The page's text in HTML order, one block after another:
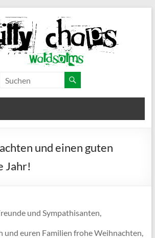
und einen guten
Jahr!
und Sympathisanten,
und euren Familien frohe Weihnachten,